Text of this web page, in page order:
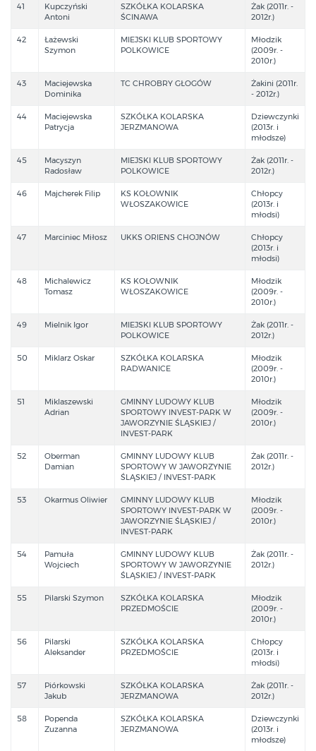
41
Kupczyński
Antoni
SZKÓŁKA KOLARSKA
ŚCINAWA
Żak (2011r. -
2012r.)
42
Łażewski
Szymon
MIEJSKI KLUB SPORTOWY
POLKOWICE
Młodzik
(2009r. -
2010r.)
43
Maciejewska
Dominika
TC CHROBRY GŁOGÓW
Żakini (2011r.
- 2012r.)
44
Maciejewska
Patrycja
SZKÓŁKA KOLARSKA
JERZMANOWA
Dziewczynki
(2013r. i
młodsze)
45
Macyszyn
Radosław
MIEJSKI KLUB SPORTOWY
POLKOWICE
Żak (2011r. -
2012r.)
46 Majcherek Filip
KS KOŁOWNIK
WŁOSZAKOWICE
Chłopcy
(2013r. i
młodsi)
47 Marciniec Miłosz UKKS ORIENS CHOJNÓW
Chłopcy
(2013r. i
młodsi)
48
Michalewicz
Tomasz
KS KOŁOWNIK
WŁOSZAKOWICE
Młodzik
(2009r. -
2010r.)
49 Mielnik Igor
MIEJSKI KLUB SPORTOWY
POLKOWICE
Żak (2011r. -
2012r.)
50 Miklarz Oskar
SZKÓŁKA KOLARSKA
RADWANICE
Młodzik
(2009r. -
2010r.)
51
Miklaszewski
Adrian
GMINNY LUDOWY KLUB
SPORTOWY INVEST-PARK W
JAWORZYNIE ŚLĄSKIEJ /
INVEST-PARK
Młodzik
(2009r. -
2010r.)
52
Oberman
Damian
GMINNY LUDOWY KLUB
SPORTOWY W JAWORZYNIE
ŚLĄSKIEJ / INVEST-PARK
Żak (2011r. -
2012r.)
53 Okarmus Oliwier
GMINNY LUDOWY KLUB
SPORTOWY INVEST-PARK W
JAWORZYNIE ŚLĄSKIEJ /
INVEST-PARK
Młodzik
(2009r. -
2010r.)
54
Pamuła
Wojciech
GMINNY LUDOWY KLUB
SPORTOWY W JAWORZYNIE
ŚLĄSKIEJ / INVEST-PARK
Żak (2011r. -
2012r.)
55 Pilarski Szymon
SZKÓŁKA KOLARSKA
PRZEDMOŚCIE
Młodzik
(2009r. -
2010r.)
56
Pilarski
Aleksander
SZKÓŁKA KOLARSKA
PRZEDMOŚCIE
Chłopcy
(2013r. i
młodsi)
57
Piórkowski
Jakub
SZKÓŁKA KOLARSKA
JERZMANOWA
Żak (2011r. -
2012r.)
58
Popenda
Zuzanna
SZKÓŁKA KOLARSKA
JERZMANOWA
Dziewczynki
(2013r. i
młodsze)